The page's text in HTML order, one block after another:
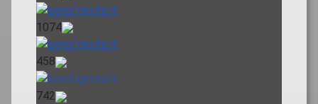
1074
458
742